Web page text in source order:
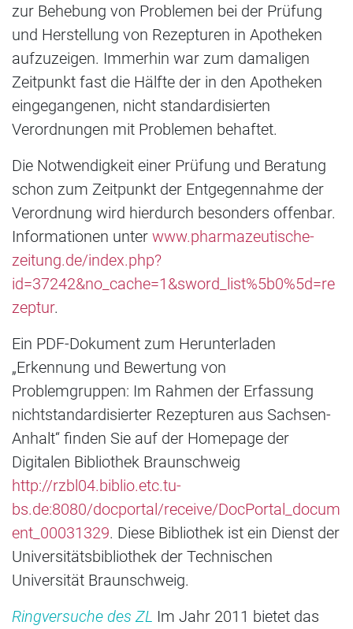
zur Behebung von Problemen bei der Prüfung
und Herstellung von Rezepturen in Apotheken
aufzuzeigen. Immerhin war zum damaligen
Zeitpunkt fast die Hälfte der in den Apotheken
eingegangenen, nicht standardisierten
Verordnungen mit Problemen behaftet.
Die Notwendigkeit einer Prüfung und Beratung
schon zum Zeitpunkt der Entgegennahme der
Verordnung wird hierdurch besonders offenbar.
Informationen unter www.pharmazeutische-
zeitung.de/index.php?
id=37242&no_cache=1&sword_list%5b0%5d=re
zeptur.
Ein PDF-Dokument zum Herunterladen
„Erkennung und Bewertung von
Problemgruppen: Im Rahmen der Erfassung
nichtstandardisierter Rezepturen aus Sachsen-
Anhalt“ finden Sie auf der Homepage der
Digitalen Bibliothek Braunschweig
http://rzbl04.biblio.etc.tu-
bs.de:8080/docportal/receive/DocPortal_docum
ent_00031329. Diese Bibliothek ist ein Dienst der
Universitätsbibliothek der Technischen
Universität Braunschweig.
Ringversuche des ZL Im Jahr 2011 bietet das